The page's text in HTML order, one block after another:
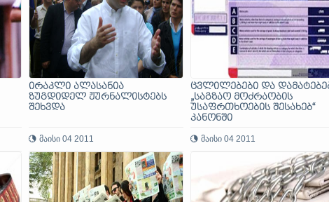
ირაკლი ალასანია
ზუგდიდელ ჟურნალისტებს
შეხვდა
მაისი 04 2011
ცვლილებები და
„საგზაო მოძრაობის
უსაფრთხოების შესახებ“
კანონში
მაისი 04 2011